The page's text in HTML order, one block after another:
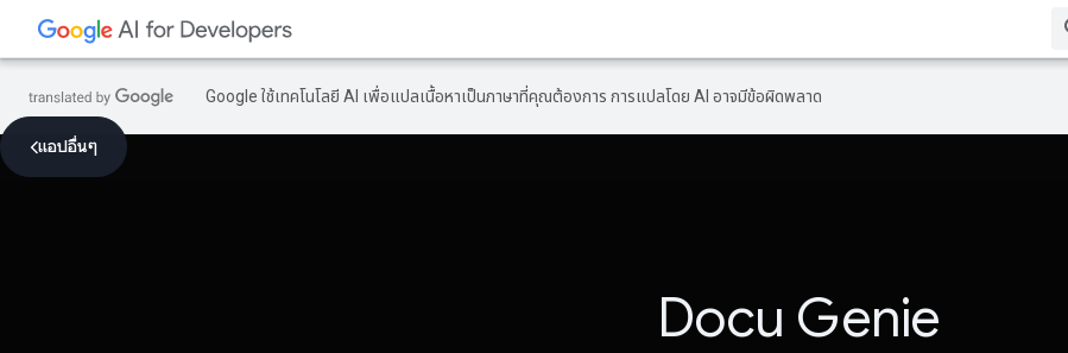
Google ใช้เทคโนโลยี AI เพื่อแปลเนื้อหาเป็นภาษาที่คุณต้องการ การแปลโดย AI อาจมีข้อผิดพลาด
แอปอื่นๆ
Docu Genie